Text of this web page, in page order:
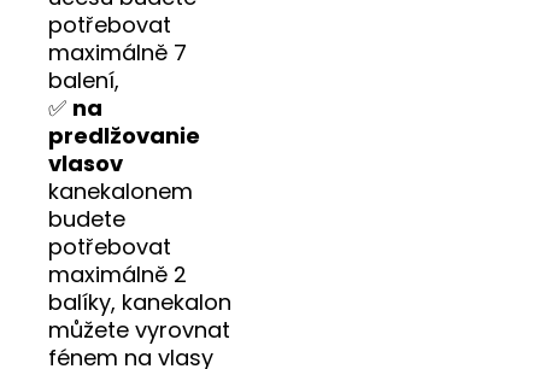
potřebovat
maximálně 7
balení,
✅ na
predlžovanie
vlasov
kanekalonem
budete
potřebovat
maximálně 2
balíky, kanekalon
můžete vyrovnat
fénem na vlasy